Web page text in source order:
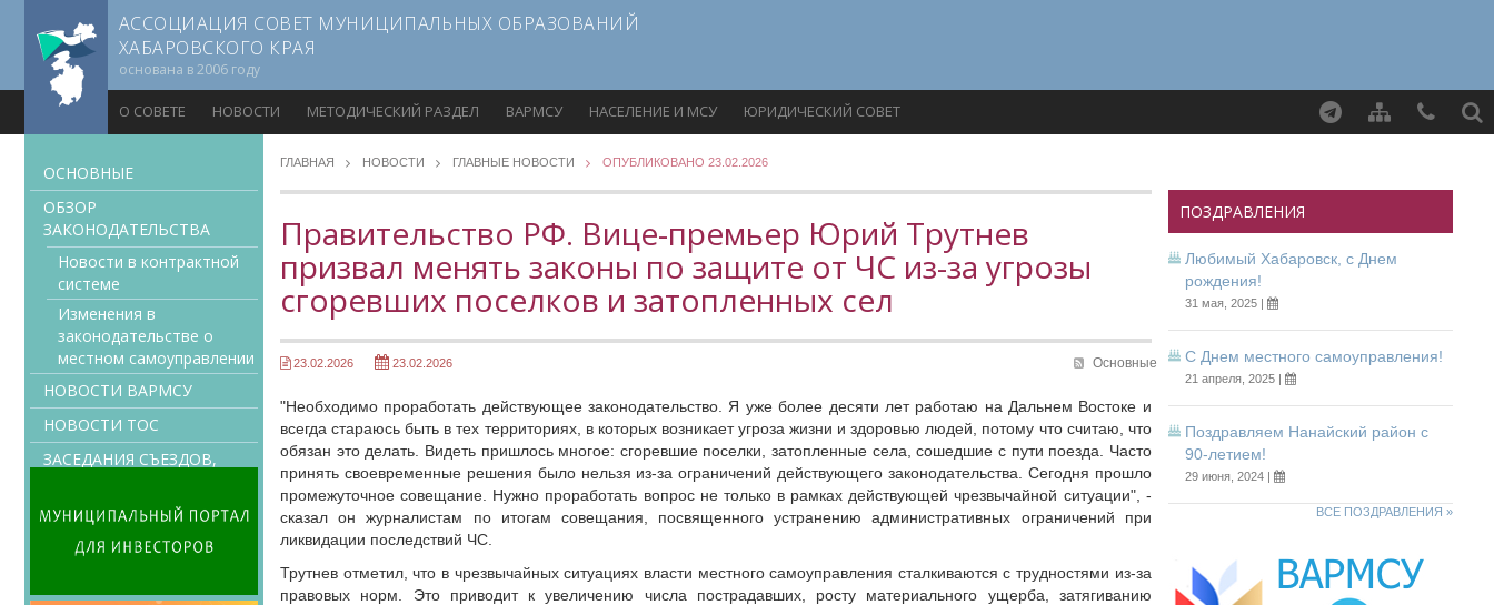
АССОЦИАЦИЯ СОВЕТ МУНИЦИПАЛЬНЫХ ОБРАЗОВАНИЙ
ХАБАРОВСКОГО КРАЯ
основана в 2006 году
О СОВЕТЕ НОВОСТИ МЕТОДИЧЕСКИЙ РАЗДЕЛ ВАРМСУ НАСЕЛЕНИЕ И МСУ ЮРИДИЧЕСКИЙ СОВЕТ
ОСНОВНЫЕ
ОБЗОР
ЗАКОНОДАТЕЛЬСТВА
Новости в контрактной
системе
Изменения в
законодательстве о
местном самоуправлении
НОВОСТИ ВАРМСУ
НОВОСТИ ТОС
ЗАСЕДАНИЯ СЪЕЗДОВ,
НОВОСТИ
ЮРИДИЧЕСКОГО СОВЕТА
ГЛАВНАЯ НОВОСТИ ГЛАВНЫЕ НОВОСТИ ОПУБЛИКОВАНО 23.02.2026
Правительство РФ. Вице-премьер Юрий Трутнев
призвал менять законы по защите от ЧС из-за угрозы
сгоревших поселков и затопленных сел
23.02.2026 23.02.2026 Основные
"Необходимо проработать действующее законодательство. Я уже более десяти лет работаю на Дальнем Востоке и
всегда стараюсь быть в тех территориях, в которых возникает угроза жизни и здоровью людей, потому что считаю, что
обязан это делать. Видеть пришлось многое: сгоревшие поселки, затопленные села, сошедшие с пути поезда. Часто
принять своевременные решения было нельзя из-за ограничений действующего законодательства. Сегодня прошло
промежуточное совещание. Нужно проработать вопрос не только в рамках действующей чрезвычайной ситуации", -
сказал он журналистам по итогам совещания, посвященного устранению административных ограничений при
ликвидации последствий ЧС.
Трутнев отметил, что в чрезвычайных ситуациях власти местного самоуправления сталкиваются с трудностями из-за
правовых норм. Это приводит к увеличению числа пострадавших, росту материального ущерба, затягиванию
ПОЗДРАВЛЕНИЯ
Любимый Хабаровск, с Днем
рождения!
31 мая, 2025 |
С Днем местного самоуправления!
21 апреля, 2025 |
Поздравляем Нанайский район с
90-летием!
29 июня, 2024 |
ВСЕ ПОЗДРАВЛЕНИЯ »